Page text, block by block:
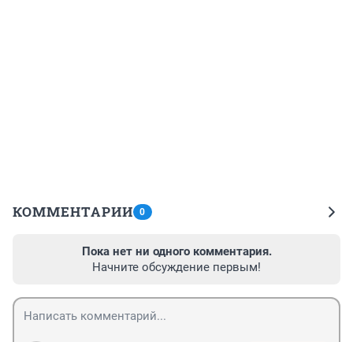
КОММЕНТАРИИ 0
Пока нет ни одного комментария.
Начните обсуждение первым!